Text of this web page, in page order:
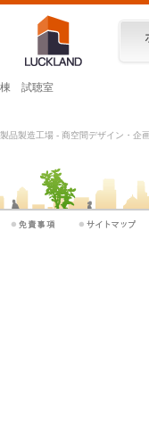
棟 試聴室
製品製造工場 - 商空間デザイン・企